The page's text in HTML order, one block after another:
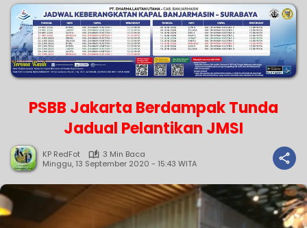
PSBB Jakarta Berdampak Tunda
Jadual Pelantikan JMSI
KP RedFot
3 Min Baca
Minggu, 13 September 2020 - 15:43 WITA